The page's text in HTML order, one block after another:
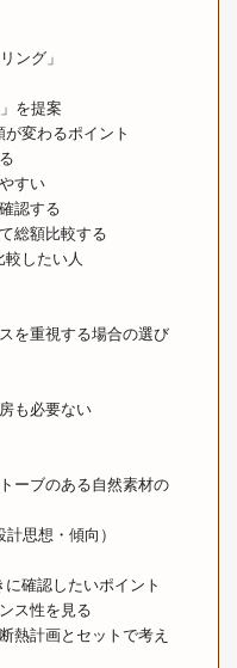
ング」
を提案
変わるポイント
すい
認する
総額比較する
較したい人
を重視する場合の選び
も必要ない
ーブのある自然素材の
思想・傾向）
確認したいポイント
ス性を見る
熱計画とセットで考え